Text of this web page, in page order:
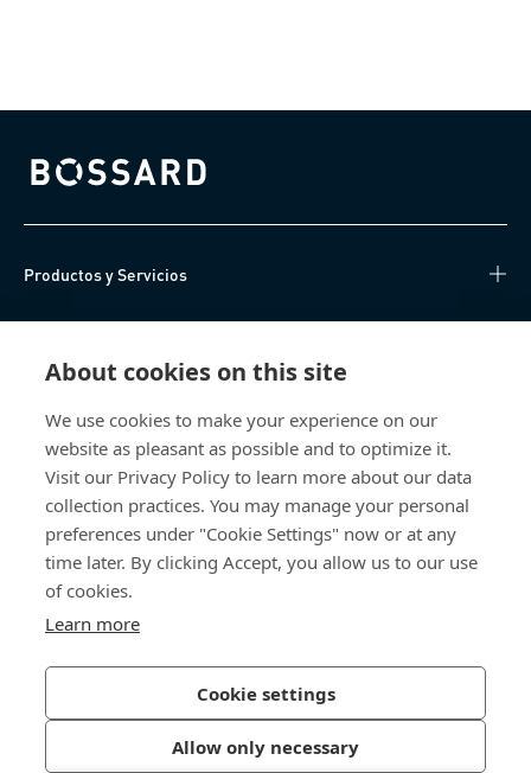
About cookies on this site
We use cookies to make your experience on our
website as pleasant as possible and to optimize it.
Visit our Privacy Policy to learn more about our data
collection practices. You may manage your personal
preferences under "Cookie Settings" now or at any
time later. By clicking Accept, you allow us to our use
of cookies.
Learn more
Cookie settings
Allow only necessary
Bossard homepage
Productos y Servicios
Sobre nosotros
Bossard México
Av. Kalos 114
Parque Industrial Kalos
66600 Mexico
Política de Privacidad